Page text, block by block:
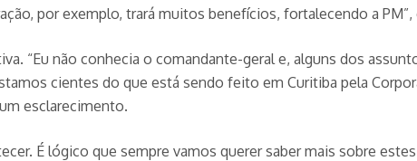
por exemplo, trará muitos benefícios, fortalecendo a
“Eu não conhecia o comandante-geral e, alguns dos
cientes do que está sendo feito em Curitiba pela
esclarecimento.
É lógico que sempre vamos querer saber mais sobre